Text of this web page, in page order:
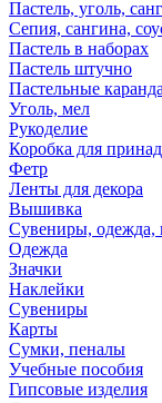
Пастель, уголь,
Сепия, сангина,
Пастель в наборах
Пастель штучно
Пастельные
Уголь, мел
Рукоделие
Коробка для
Фетр
Ленты для декора
Вышивка
Сувениры, одежда,
Одежда
Значки
Наклейки
Сувениры
Карты
Сумки, пеналы
Учебные пособия
Гипсовые изделия